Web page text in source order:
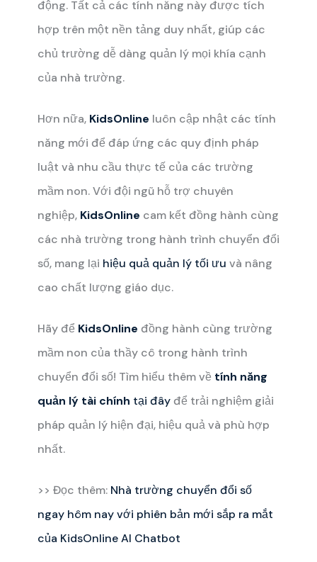
động. Tất cả các tính năng này được tích
hợp trên một nền tảng duy nhất, giúp các
chủ trường dễ dàng quản lý mọi khía cạnh
của nhà trường.
Hơn nữa, KidsOnline luôn cập nhật các tính
năng mới để đáp ứng các quy định pháp
luật và nhu cầu thực tế của các trường
mầm non. Với đội ngũ hỗ trợ chuyên
nghiệp, KidsOnline cam kết đồng hành cùng
các nhà trường trong hành trình chuyển đổi
số, mang lại hiệu quả quản lý tối ưu và nâng
cao chất lượng giáo dục.
Hãy để KidsOnline đồng hành cùng trường
mầm non của thầy cô trong hành trình
chuyển đổi số! Tìm hiểu thêm về tính năng
quản lý tài chính tại đây để trải nghiệm giải
pháp quản lý hiện đại, hiệu quả và phù hợp
nhất.
>> Đọc thêm: Nhà trường chuyển đổi số
ngay hôm nay với phiên bản mới sắp ra mắt
của KidsOnline AI Chatbot